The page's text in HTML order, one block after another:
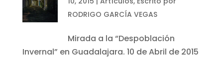
RODRIGO GARCÍA VEGAS
Mirada a la “Despoblación
Invernal” en Guadalajara. 10 de Abril de 2015